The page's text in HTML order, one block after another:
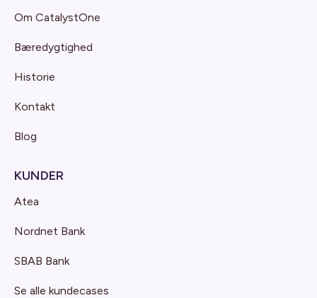
Om CatalystOne
Bæredygtighed
Historie
Kontakt
Blog
KUNDER
Atea
Nordnet Bank
SBAB Bank
Se alle kundecases